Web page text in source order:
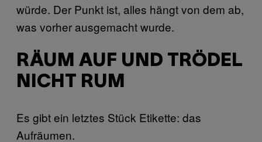
würde. Der Punkt ist, alles hängt von dem ab,
was vorher ausgemacht wurde.
RÄUM AUF UND TRÖDEL
NICHT RUM
Es gibt ein letztes Stück Etikette: das
Aufräumen.